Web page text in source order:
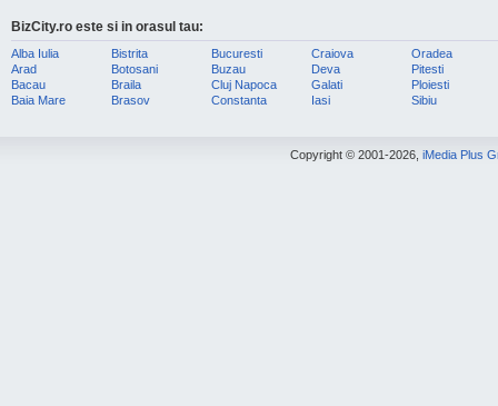
BizCity.ro este si in orasul tau:
Alba Iulia
Arad
Bacau
Baia Mare
Bistrita
Botosani
Braila
Brasov
Bucuresti
Buzau
Cluj Napoca
Constanta
Craiova
Deva
Galati
Iasi
Oradea
Pitesti
Ploiesti
Sibiu
Copyright © 2001-2026, iMedia Plus